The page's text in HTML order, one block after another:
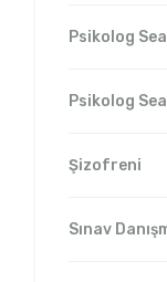
Psikolog
Psikolog
Şizofreni
Sınav